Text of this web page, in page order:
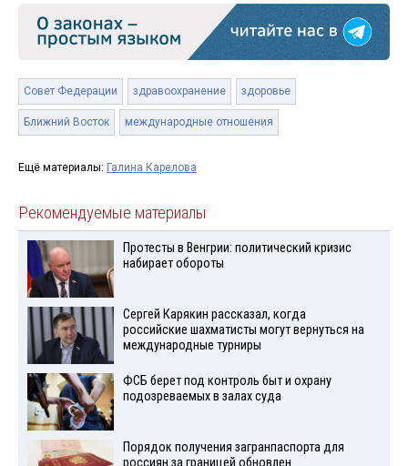
Совет Федерации здравоохранение здоровье
Ближний Восток международные отношения
Ещё материалы: Галина Карелова
Рекомендуемые материалы
Протесты в Венгрии: политический кризис
набирает обороты
Сергей Карякин рассказал, когда
российские шахматисты могут вернуться на
международные турниры
ФСБ берет под контроль быт и охрану
подозреваемых в залах суда
Порядок получения загранпаспорта для
россиян за границей обновлен